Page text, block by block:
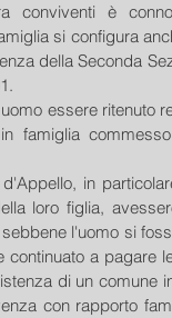
conviventi è
si configura
della Seconda
essere ritenuto
famiglia
in
loro figlia,
l'uomo si
continuato a pagare
di un comune
con rapporto